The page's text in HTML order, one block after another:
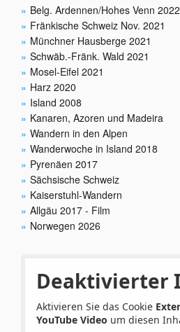
Belg. Ardennen/Hohes Venn 2022
Fränkische Schweiz Nov. 2021
Münchner Hausberge 2021
Schwäb.-Fränk. Wald 2021
Mosel-Eifel 2021
Harz 2020
Island 2008
Kanaren, Azoren und Madeira
Wandern in den Alpen
Wanderwoche in Island 2018
Pyrenäen 2017
Sächsische Schweiz
Kaiserstuhl-Wandern
Allgäu 2017 - Film
Norwegen 2026
Deaktivierter
Aktivieren Sie das Cookie
YouTube Video um diesen